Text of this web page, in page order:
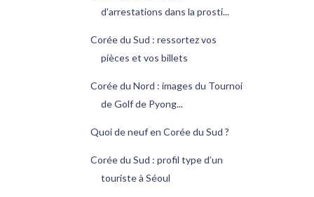
d'arrestations dans la prosti...
Corée du Sud : ressortez vos
pièces et vos billets
Corée du Nord : images du Tournoi
de Golf de Pyong...
Quoi de neuf en Corée du Sud ?
Corée du Sud : profil type d’un
touriste à Séoul